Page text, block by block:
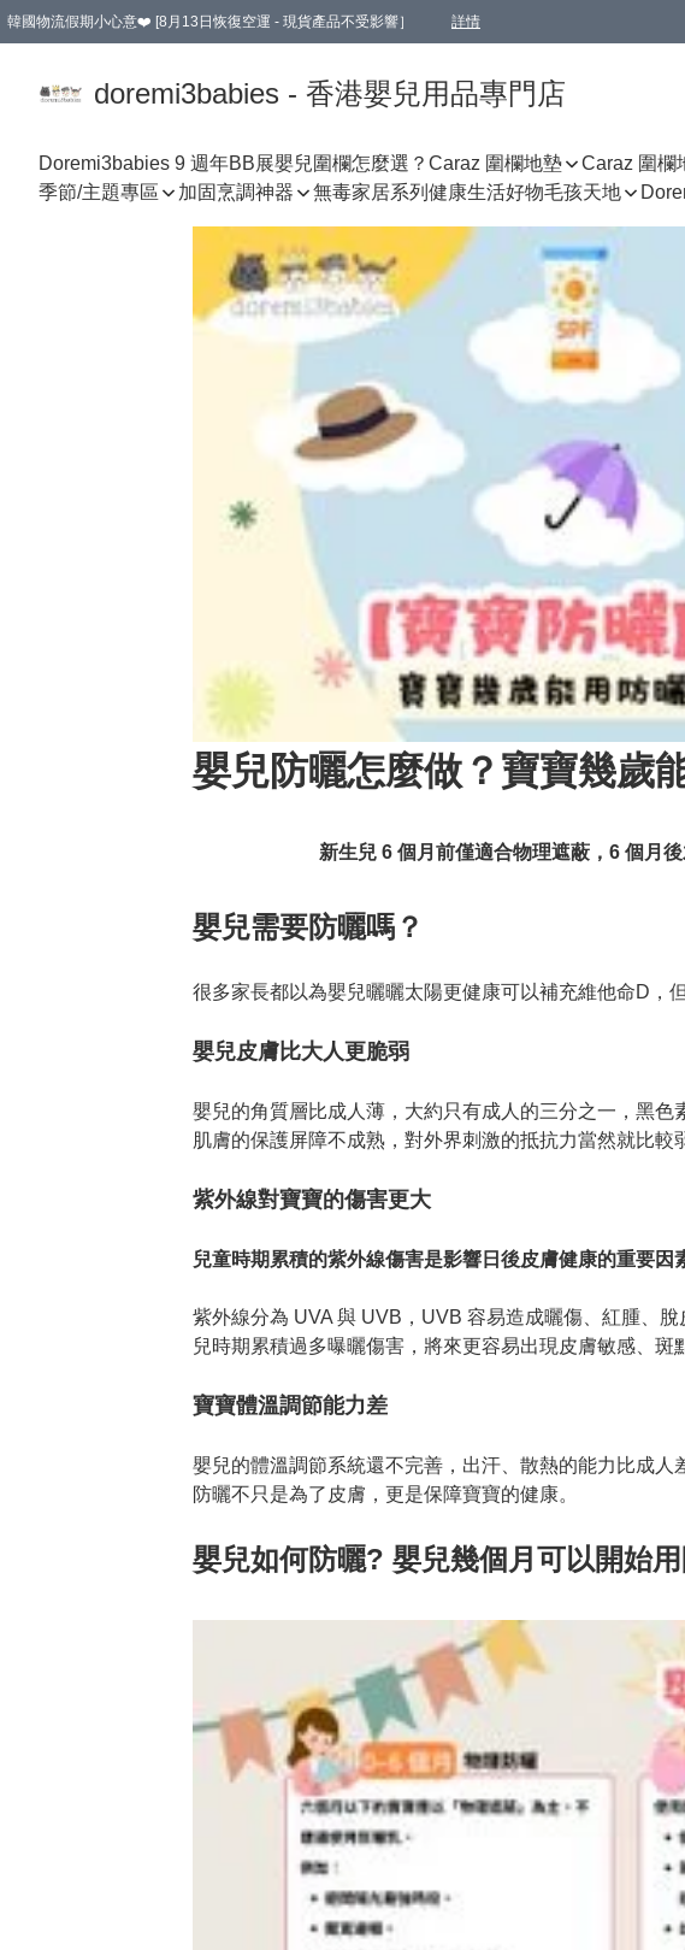
韓國物流假期小心意❤️ [8月13日恢復空運 - 現貨產品不受影響］ 詳情
doremi3babies - 香港嬰兒用品專門店
Doremi3babies 9 週年BB展嬰兒圍欄怎麼選？ Caraz 圍欄地墊 Caraz 圍欄
季節/主題專區
加固烹調神器 無毒家居系列 健康生活好物毛孩天地
嬰兒防曬怎麼做？寶寶幾歲
新生兒 6 個月前僅適合物理遮蔽，6 個月
嬰兒需要防曬嗎？
很多家長都以為嬰兒曬曬太陽更健康可以補充維他命D，
嬰兒皮膚比大人更脆弱
嬰兒的角質層比成人薄，大約只有成人的三分之一，黑色
肌膚的保護屏障不成熟，對外界刺激的抵抗力當然就比
紫外線對寶寶的傷害更大
兒童時期累積的紫外線傷害是影響日後皮膚健康的重要
紫外線分為 UVA 與 UVB，UVB 容易造成曬傷、紅腫、
兒時期累積過多曝曬傷害，將來更容易出現皮膚敏感、斑
寶寶體溫調節能力差
嬰兒的體溫調節系統還不完善，出汗、散熱的能力比成
防曬不只是為了皮膚，更是保障寶寶的健康。
嬰兒如何防曬? 嬰兒幾個月可以開始用